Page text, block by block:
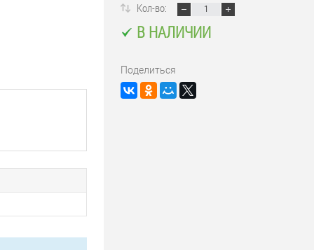
Кол-во:
В НАЛИЧИИ
Поделиться